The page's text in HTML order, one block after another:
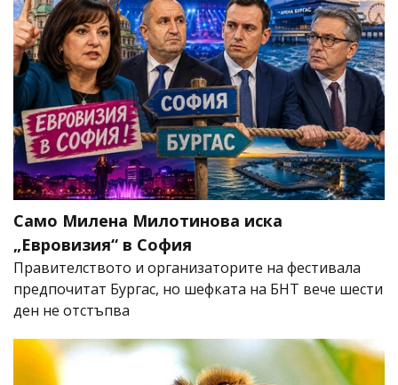
Само Милена Милотинова иска
„Евровизия“ в София
Правителството и организаторите на фестивала
предпочитат Бургас, но шефката на БНТ вече шести
ден не отстъпва